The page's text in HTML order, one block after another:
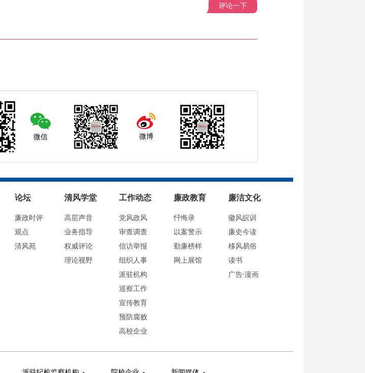
评论一下
微信 微博
论坛
廉政时评
观点
清风苑
清风学堂
高层声音
业务指导
权威评论
理论视野
工作动态
党风政风
审查调查
信访举报
组织人事
派驻机构
巡察工作
宣传教育
预防腐败
高校企业
廉政教育
忏悔录
以案警示
勤廉榜样
网上展馆
廉洁文化
徽风皖训
廉史今读
移风易俗
读书
广告·漫画